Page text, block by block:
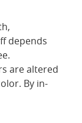
depends
are altered
By in-